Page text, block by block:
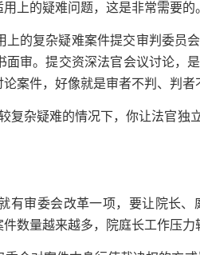
上的疑难问题，这是非常需要的
的复杂疑难案件提交审判委员
审。提交资深法官会议讨论，
案件，好像就是审者不判、判者
复杂疑难的情况下，你让法官
有审委会改革一项，要让院长
数量越来越多，院庭长工作压